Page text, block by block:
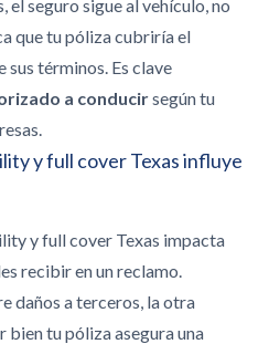
el seguro sigue al vehículo, no
que tu póliza cubriría el
sus términos. Es clave
a conducirsegún tu
y full cover Texas influye
y full cover Texas impacta
recibir en un reclamo.
daños a terceros, la otra
bien tu póliza asegura una